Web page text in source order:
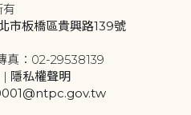
市板橋區貴興路139號
真：02-29538139
| 隱私權聲明